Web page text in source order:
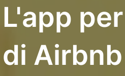
L'app
di